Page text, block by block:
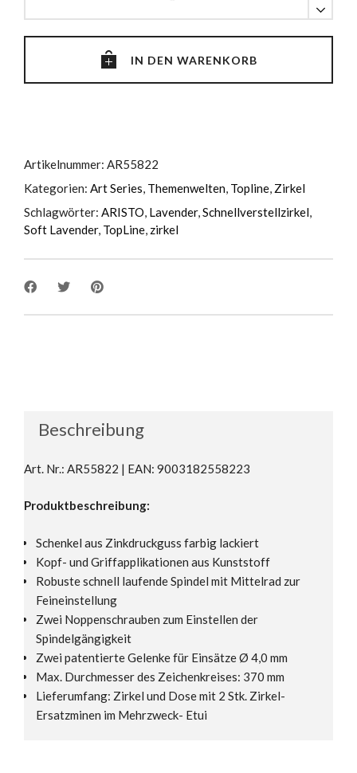
mit
Schnellverstellung,
IN DEN WARENKORB
Artikelnummer: AR55822
Kategorien: Art Series, Themenwelten, Topline, Zirkel
Schlagwörter: ARISTO, Lavender,Schnellverstellzirkel,
Soft Lavender, TopLine, zirkel
Beschreibung
Art. Nr.: AR55822 | EAN: 9003182558223
Produktbeschreibung:
Schenkel aus Zinkdruckguss farbig lackiert
Kopf- und Griffapplikationen aus Kunststoff
Robuste schnell laufende Spindel mit Mittelrad zur
Feineinstellung
Zwei Noppenschrauben zum Einstellen der
Spindelgängigkeit
Zwei patentierte Gelenke für Einsätze Ø 4,0 mm
Max. Durchmesser des Zeichenkreises: 370 mm
Lieferumfang: Zirkel und Dose mit 2 Stk. Zirkel-
Ersatzminen im Mehrzweck- Etui